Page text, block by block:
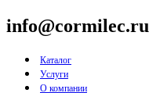
info@cormilec.ru
Каталог
Услуги
О компании